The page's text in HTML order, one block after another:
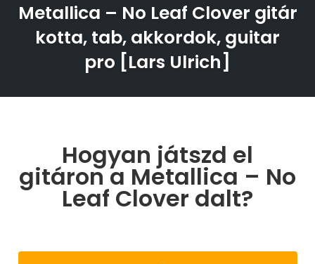
Metallica – No Leaf Clover gitár
kotta, tab, akkordok, guitar
pro [Lars Ulrich]
Hogyan játszd el
gitáron a Metallica – No
Leaf Clover dalt?